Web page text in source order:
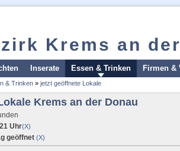
Krems an
Inserate Essen & Trinken Firmen &
& Trinken » jetzt geöffnete Lokale
Krems an der Donau
Uhr(X)
geöffnet (X)